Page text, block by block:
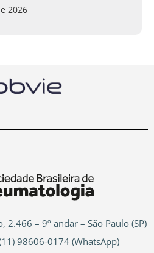
2026
– 9º andar – São Paulo (SP)
98606-0174(WhatsApp)